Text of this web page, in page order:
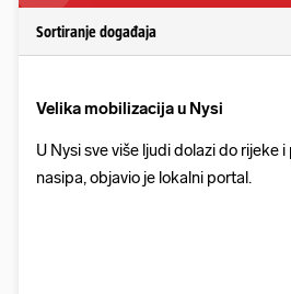
Sortiranje događaja
Velika mobilizacija u Nysi
U Nysi sve više ljudi dolazi do rijeke
nasipa, objavio je lokalni portal.